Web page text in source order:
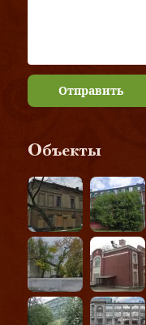
Отправить
Объекты